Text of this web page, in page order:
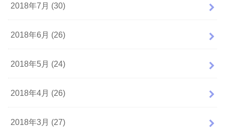
2018年7月 (30)
2018年6月 (26)
2018年5月 (24)
2018年4月 (26)
2018年3月 (27)